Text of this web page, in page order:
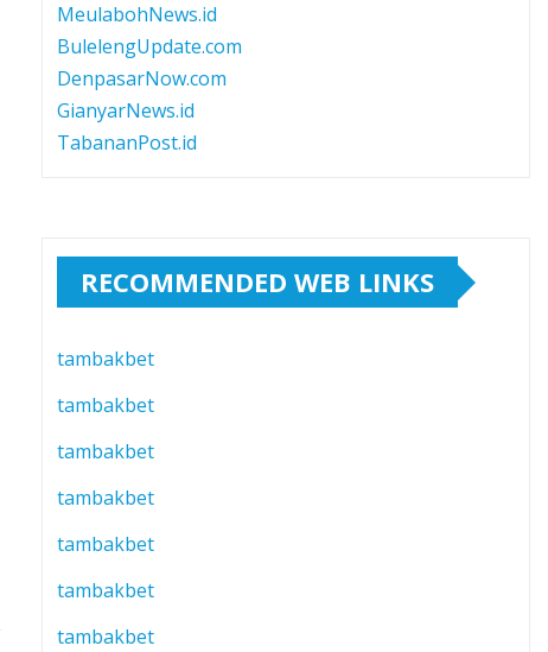
MeulabohNews.id
BulelengUpdate.com
DenpasarNow.com
GianyarNews.id
TabananPost.id
RECOMMENDED WEB LINKS
tambakbet
tambakbet
tambakbet
tambakbet
tambakbet
tambakbet
tambakbet